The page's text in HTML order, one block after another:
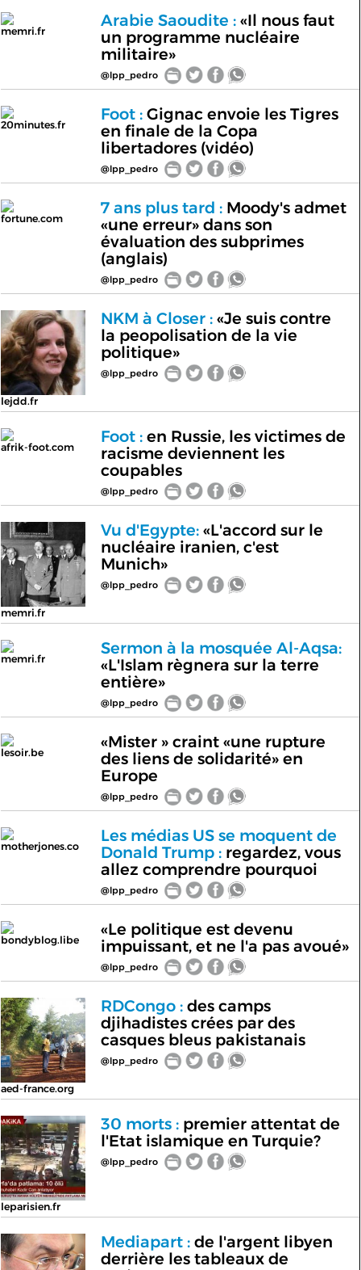
memri.fr
Arabie Saoudite :«Il nous faut
un programme nucléaire
militaire»
@lpp_pedro
20minutes.fr
Foot :Gignac envoie les Tigres
en finale de la Copa
libertadores (vidéo)
@lpp_pedro
fortune.com
7 ans plus tard :Moody's admet
«une erreur» dans son
évaluation des subprimes
(anglais)
@lpp_pedro
lejdd.fr
NKM à Closer :«Je suis contre
la peopolisation de la vie
politique»
@lpp_pedro
afrik-foot.com
Foot :en Russie, les victimes de
racisme deviennent les
coupables
@lpp_pedro
memri.fr
Vu d'Egypte:«L'accord sur le
nucléaire iranien, c'est
Munich»
@lpp_pedro
memri.fr
Sermon à la mosquée Al-Aqsa:
«L'Islam règnera sur la terre
entière»
@lpp_pedro
lesoir.be
«Mister » craint «une rupture
des liens de solidarité» en
Europe
@lpp_pedro
motherjones.co
Les médias US se moquent de
Donald Trump :regardez, vous
allez comprendre pourquoi
@lpp_pedro
bondyblog.libe
«Le politique est devenu
impuissant, et ne l'a pas avoué»
@lpp_pedro
aed-france.org
RDCongo :des camps
djihadistes crées par des
casques bleus pakistanais
@lpp_pedro
leparisien.fr
30 morts :premier attentat de
l'Etat islamique en Turquie?
@lpp_pedro
Mediapart :de l'argent libyen
derrière les tableaux de